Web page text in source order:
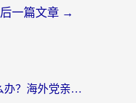
后一篇文章 →
12123在境外不能登录怎么办？海外党亲测有效的回国加速方案